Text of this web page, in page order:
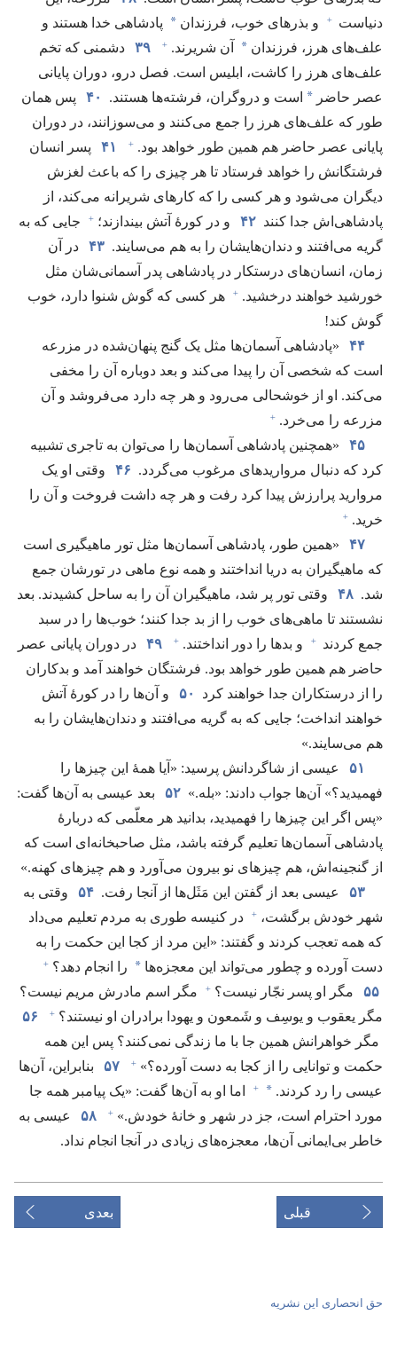
دنیاست
+ و بذرهای خوب،‏ فرزندان * پادشاهی خدا هستند و
علف‌های هرز،‏ فرزندان * آن شریرند.‏ + ۳۹
دشمنی که تخم
علف‌های هرز را کاشت،‏ ابلیس است.‏ فصل درو،‏ دوران پایانی
عصر حاضر * است و دروگران،‏ فرشته‌ها هستند.‏ ۴۰
پس همان
طور که علف‌های هرز را جمع می‌کنند و می‌سوزانند،‏ در دوران
پایانی عصر حاضر هم همین طور خواهد بود.‏ + ۴۱
پسر انسان
فرشتگانش را خواهد فرستاد تا هر چیزی را که باعث لغزش
دیگران می‌شود و هر کسی را که کارهای شریرانه می‌کند،‏ از
پادشاهی‌اش جدا کنند ۴۲ و در کورهٔ آتش بیندازند؛‏ +
جایی که به
گریه می‌افتند و دندان‌هایشان را به هم می‌سایند.‏ ۴۳
در آن
زمان،‏ انسان‌های درستکار در پادشاهی پدر آسمانی‌شان مثل
خورشید خواهند درخشید.‏ +
هر کسی که گوش شنوا دارد،‏ خوب
گوش کند!‏
۴۴
‏«پادشاهی آسمان‌ها مثل یک گنج پنهان‌شده در مزرعه
است که شخصی آن را پیدا می‌کند و بعد دوباره آن را مخفی
می‌کند.‏ او از خوشحالی می‌رود و هر چه دارد می‌فروشد و آن
مزرعه را می‌خرد.‏ +
۴۵
‏«همچنین پادشاهی آسمان‌ها را می‌توان به تاجری تشبیه
کرد که دنبال مرواریدهای مرغوب می‌گردد.‏ ۴۶
وقتی او یک
مروارید پرارزش پیدا کرد رفت و هر چه داشت فروخت و آن را
خرید.‏ +
۴۷
‏«همین طور،‏ پادشاهی آسمان‌ها مثل تور ماهیگیری است
که ماهیگیران به دریا انداختند و همه نوع ماهی در تورشان جمع
شد.‏ ۴۸
وقتی تور پر شد،‏ ماهیگیران آن را به ساحل کشیدند.‏ بعد
نشستند تا ماهی‌های خوب را از بد جدا کنند؛‏ خوب‌ها را در سبد
جمع کردند
+ و بدها را دور انداختند.‏ + ۴۹
در دوران پایانی عصر
حاضر هم همین طور خواهد بود.‏ فرشتگان خواهند آمد و بدکاران
را از درستکاران جدا خواهند کرد
۵۰
و آن‌ها را در کورهٔ آتش
خواهند انداخت؛‏ جایی که به گریه می‌افتند و دندان‌هایشان را به
هم می‌سایند.‏»‏
۵۱
عیسی از شاگردانش پرسید:‏ «آیا همهٔ این چیزها را
فهمیدید؟‏» آن‌ها جواب دادند:‏ «بله.‏» ۵۲
بعد عیسی به آن‌ها گفت:‏
«پس اگر این چیزها را فهمیدید،‏ بدانید هر معلّمی که دربارهٔ
پادشاهی آسمان‌ها تعلیم گرفته باشد،‏ مثل صاحبخانه‌ای است که
از گنجینه‌اش،‏ هم چیزهای نو بیرون می‌آورد و هم چیزهای کهنه.‏»‏
۵۳
عیسی بعد از گفتن این مَثَل‌ها از آنجا رفت.‏ ۵۴
وقتی به
شهر خودش برگشت،‏ +
در کنیسه طوری به مردم تعلیم می‌داد
که همه تعجب کردند و گفتند:‏ «این مرد از کجا این حکمت را به
دست آورده و چطور می‌تواند این معجزه‌ها * را انجام دهد؟‏ +
۵۵ مگر او پسر نجّار نیست؟‏ +
مگر اسم مادرش مریم نیست؟‏
مگر یعقوب و یوسِف و شَمعون و یهودا برادران او نیستند؟‏ +
۵۶
مگر خواهرانش همین جا با ما زندگی نمی‌کنند؟‏ پس این همه
حکمت و توانایی را از کجا به دست آورده؟‏»‏ + ۵۷
بنابراین،‏ آن‌ها
عیسی را رد کردند.‏ *
+
اما او به آن‌ها گفت:‏ «یک پیامبر همه جا
مورد احترام است،‏ جز در شهر و خانهٔ خودش.‏»‏ + ۵۸
عیسی به
خاطر بی‌ایمانی آن‌ها،‏ معجزه‌های زیادی در آنجا انجام نداد.‏
قبلی بعدی
حق انحصاری این نشریه